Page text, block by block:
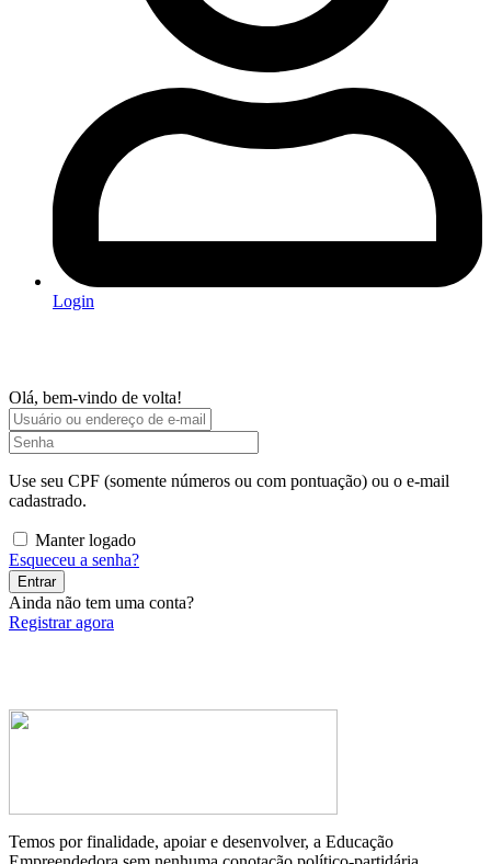
Login
Olá, bem-vindo de volta!
Use seu CPF (somente números ou com pontuação) ou o e-mail
cadastrado.
Manter logado
Esqueceu a senha?
Entrar
Ainda não tem uma conta?
Registrar agora
Temos por finalidade, apoiar e desenvolver, a Educação